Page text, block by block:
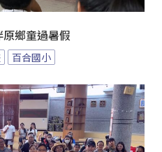
鄉童過暑假
百合國小